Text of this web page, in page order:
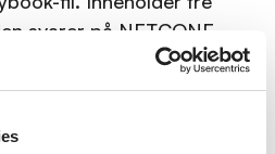
svarer på NETCONF-
om noden og
cat